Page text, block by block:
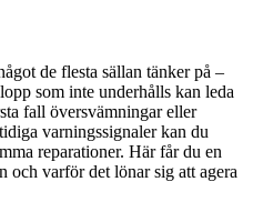
de flesta sällan tänker på –
som inte underhålls kan leda
fall översvämningar eller
varningssignaler kan du
reparationer. Här får du en
och varför det lönar sig att agera